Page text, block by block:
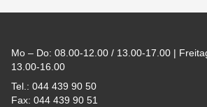
Mo – Do: 08.00-12.00 / 13.00-17.00 |
13.00-16.00
Tel.: 044 439 90 50
Fax: 044 439 90 51